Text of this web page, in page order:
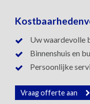
Uw waardevolle
Binnenshuis en
Persoonlijke
Vraag offerte aan